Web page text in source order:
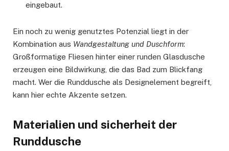
eingebaut.
Ein noch zu wenig genutztes Potenzial liegt in der
Kombination aus Wandgestaltung und Duschform:
Großformatige Fliesen hinter einer runden Glasdusche
erzeugen eine Bildwirkung, die das Bad zum Blickfang
macht. Wer die Runddusche als Designelement begreift,
kann hier echte Akzente setzen.
Materialien und sicherheit der
Runddusche